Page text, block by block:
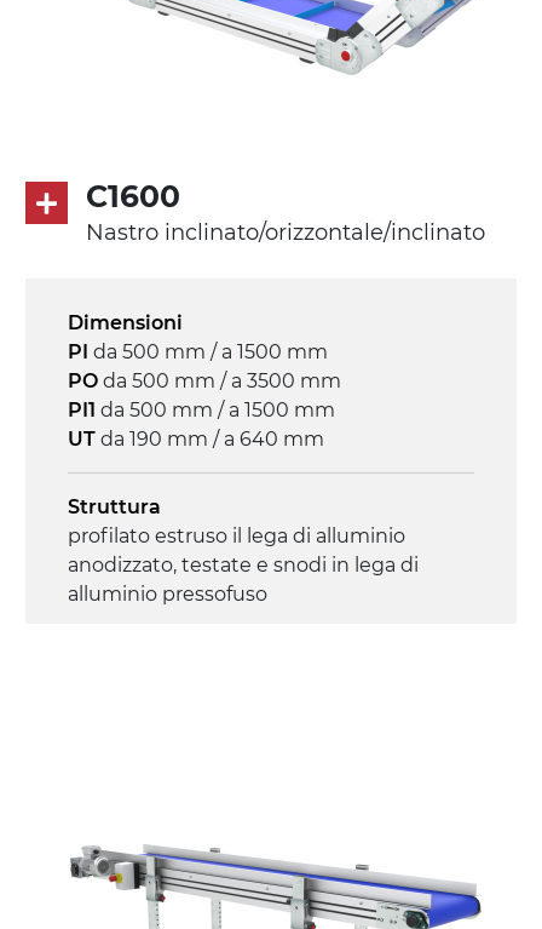
PU superficie blue opaco
profili di trasporto in PU
230/400Vac-50Hz-3F
Controllo
on/off, E-Stop, protezione termica motore
C1600
Nastro inclinato/orizzontale/inclinato
Dimensioni
PI da 500 mm / a 1500 mm
PO da 500 mm / a 3500 mm
PI1 da 500 mm / a 1500 mm
UT da 190 mm / a 640 mm
Struttura
profilato estruso il lega di alluminio
anodizzato, testate e snodi in lega di
alluminio pressofuso
alluminio pressofuso, gambe in tubolare
in metallo zincato, ruote pivottanti
con/senza freno (2+2)